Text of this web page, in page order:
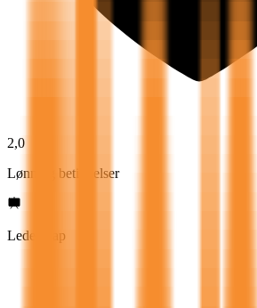
2,0
Lønn og betingelser
Lederskap